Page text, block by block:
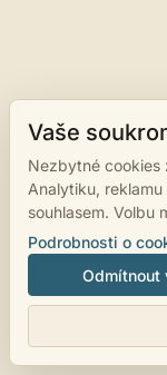
Vaše
Nezbytné cookies
Analytiku,
souhlasem. Volbu
Podrobnosti o
Odmítnout